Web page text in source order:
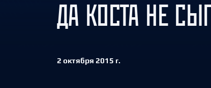
ДА КОСТА НЕ
2 октября 2015 г.